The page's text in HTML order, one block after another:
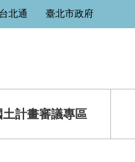
台北通 臺北市政府
土計畫審議專區